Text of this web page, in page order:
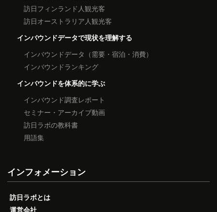
訪日フィンランド人観光客
訪日オーストラリア人観光客
インバウンドデータで現状を理解する
インバウンドデータ（需要・宿泊・消費）
インバウンドランキング
インバウンドを体系的に学ぶ
インバウンド調査レポート
セミナー・アーカイブ動画
訪日ラボの教科書
用語集
インフォメーション
訪日ラボとは
運営会社